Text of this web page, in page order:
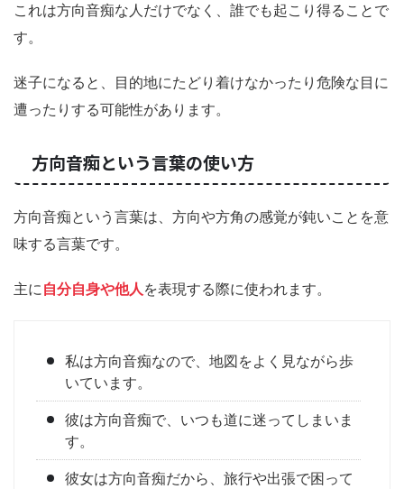
これは方向音痴な人だけでなく、誰でも起こり得ることで
す。
迷子になると、目的地にたどり着けなかったり危険な目に
遭ったりする可能性があります。
方向音痴という言葉の使い方
方向音痴という言葉は、方向や方角の感覚が鈍いことを意
味する言葉です。
主に自分自身や他人を表現する際に使われます。
私は方向音痴なので、地図をよく見ながら歩
いています。
彼は方向音痴で、いつも道に迷ってしまいま
す。
彼女は方向音痴だから、旅行や出張で困って